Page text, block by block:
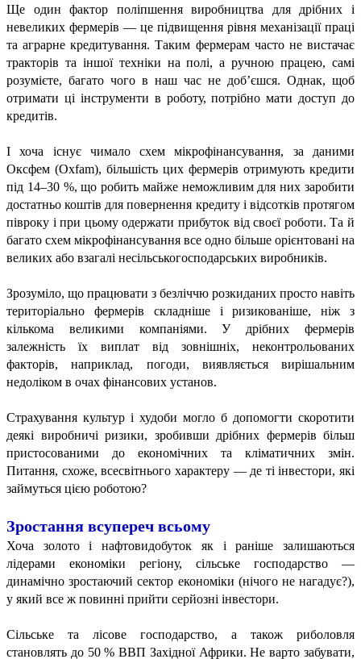
Ще один фактор поліпшення виробництва для дрібних і
невеликих фермерів — це підвищення рівня механізації праці
та аграрне кредитування. Таким фермерам часто не вистачає
тракторів та іншої техніки на полі, а ручною працею, самі
розумієте, багато чого в наш час не доб’єшся. Однак, щоб
отримати ці інструменти в роботу, потрібно мати доступ до
кредитів.
І хоча існує чимало схем мікрофінансування, за даними
Оксфем (Oxfam), більшість цих фермерів отримують кредити
під 14–30 %, що робить майже неможливим для них заробити
достатньо коштів для повернення кредиту і відсотків протягом
півроку і при цьому одержати прибуток від своєї роботи. Та й
багато схем мікрофінансування все одно більше орієнтовані на
великих або взагалі несільськогосподарських виробників.
Зрозуміло, що працювати з безліччю розкиданих просто навіть
територіально фермерів складніше і ризикованіше, ніж з
кількома великими компаніями. У дрібних фермерів
залежність їх виплат від зовнішніх, неконтрольованих
факторів, наприклад, погоди, виявляється вирішальним
недоліком в очах фінансових установ.
Страхування культур і худоби могло б допомогти скоротити
деякі виробничі ризики, зробивши дрібних фермерів більш
пристосованими до економічних та кліматичних змін.
Питання, схоже, всесвітнього характеру — де ті інвестори, які
займуться цією роботою?
Зростання всупереч всьому
Хоча золото і нафтовидобуток як і раніше залишаються
лідерами економіки регіону, сільське господарство —
динамічно зростаючий сектор економіки (нічого не нагадує?),
у який все ж повинні прийти серйозні інвестори.
Сільське та лісове господарство, а також риболовля
становлять до 50 % ВВП Західної Африки. Не варто забувати,